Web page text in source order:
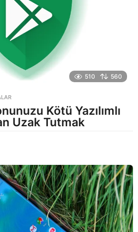
510 560
Kötü Yazılımlı
Uzak Tutmak